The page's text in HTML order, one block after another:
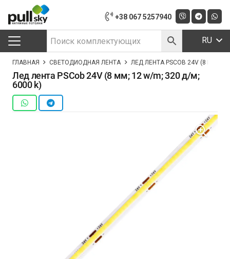
+38 067 5257940
RU
ГЛАВНАЯ СВЕТОДИОДНАЯ ЛЕНТА ЛЕД ЛЕНТА PSCOB 24V (8 ММ; 12
Лед лента PSCob 24V (8 мм; 12 w/m; 320 д/м;
6000 k)